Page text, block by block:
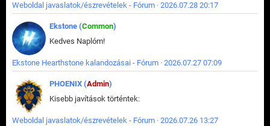
Weboldal javaslatok/észrevételek - Fórum · 2026.07.28 20:17
Ekstone (Common)
Kedves Naplóm!
Ekstone Hearthstone kalandozásai - Fórum · 2026.07.27 07:09
PHOENIX (Admin)
Kisebb javítások történtek:
Weboldal javaslatok/észrevételek - Fórum · 2026.07.26 13:27